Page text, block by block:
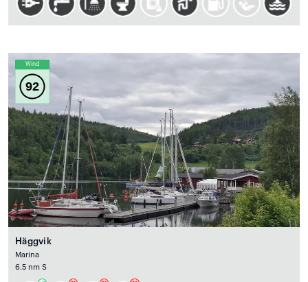
Wind
92
Häggvik
Marina
6.5 nm S